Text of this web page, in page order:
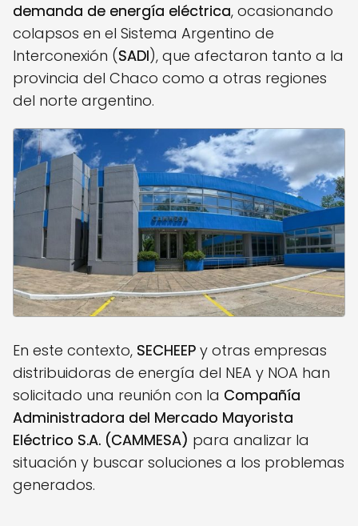
demanda de energía eléctrica, ocasionando
colapsos en el Sistema Argentino de
Interconexión (SADI), que afectaron tanto a la
provincia del Chaco como a otras regiones
del norte argentino.
En este contexto, SECHEEP y otras empresas
distribuidoras de energía del NEA y NOA han
solicitado una reunión con la Compañía
Administradora del Mercado Mayorista
Eléctrico S.A. (CAMMESA) para analizar la
situación y buscar soluciones a los problemas
generados.